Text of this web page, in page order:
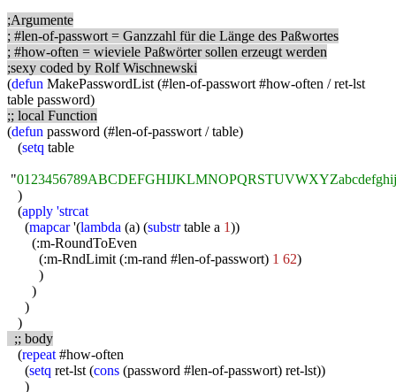
;Argumente
; #len-of-passwort = Ganzzahl für die Länge des Paßwortes
; #how-often = wieviele Paßwörter sollen erzeugt werden
;sexy coded by Rolf Wischnewski
(defun MakePasswordList (#len-of-passwort #how-often / ret-lst
table password)
;; local Function
(defun password (#len-of-passwort / table)
(setq table
"
)
(apply 'strcat
(mapcar'(lambda (a) (substrtable a 1))
(:m-RoundToEven
(:m-RndLimit (:m-rand #len-of-passwort) 1 62)
)
)
)
)
;; body
(repeat #how-often
(setq ret-lst (cons (password #len-of-passwort) ret-lst))
)